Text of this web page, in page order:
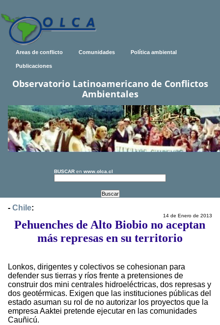
Areas de conflicto Comunidades Política ambiental
Publicaciones
Observatorio Latinoamericano de Conflictos
Ambientales
BUSCAR en www.olca.cl
- Chile:
14 de Enero de 2013
Pehuenches de Alto Biobio no aceptan
más represas en su territorio
Lonkos, dirigentes y colectivos se cohesionan para
defender sus tierras y ríos frente a pretensiones de
construir dos mini centrales hidroeléctricas, dos represas y
dos geotérmicas. Exigen que las instituciones públicas del
estado asuman su rol de no autorizar los proyectos que la
empresa Aaktei pretende ejecutar en las comunidades
Cauñicú.